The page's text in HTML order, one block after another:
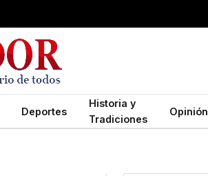
Deportes
Historia y
Tradiciones
Opinión